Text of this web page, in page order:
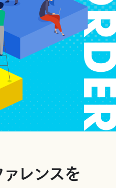
レンスを